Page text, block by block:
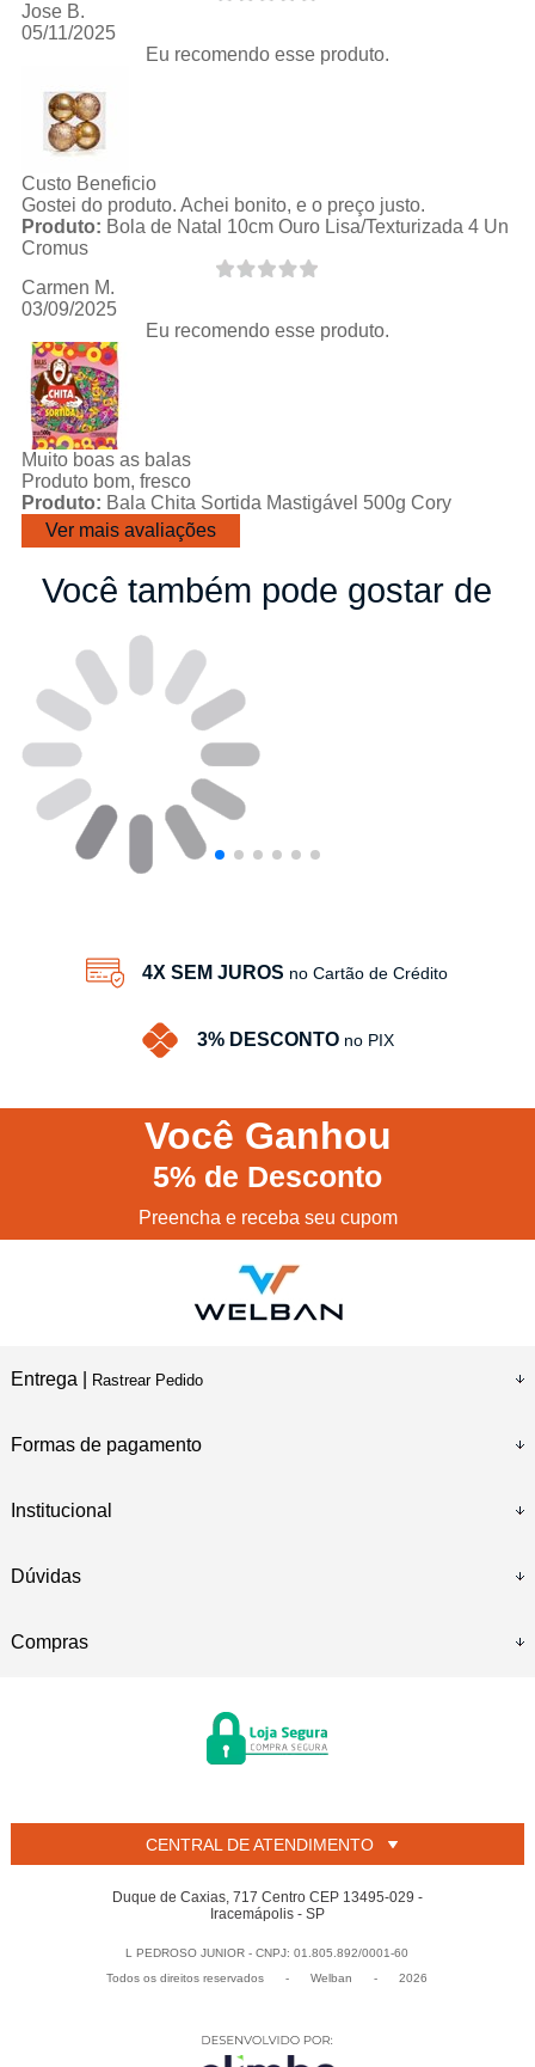
Jose B.
05/11/2025
Eu recomendo esse produto.
Custo Beneficio
Gostei do produto. Achei bonito, e o preço justo.
Produto: Bola de Natal 10cm Ouro Lisa/Texturizada 4 Un
Cromus
Carmen M.
03/09/2025
Eu recomendo esse produto.
Muito boas as balas
Produto bom, fresco
Produto: Bala Chita Sortida Mastigável 500g Cory
Ver mais avaliações
Você também pode gostar de
4X SEM JUROS no Cartão de Crédito
3% DESCONTO no PIX
Você Ganhou
5% de Desconto
Preencha e receba seu cupom
Entrega | Rastrear Pedido
Formas de pagamento
Institucional
Dúvidas
Compras
CENTRAL DE ATENDIMENTO
Duque de Caxias, 717 Centro CEP 13495-029 -
Iracemápolis - SP
L PEDROSO JUNIOR - CNPJ: 01.805.892/0001-60
Todos os direitos reservados
- Welban - 2026